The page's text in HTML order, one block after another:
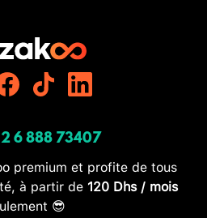
6 888 73407
premium et profite de tous
à partir de 120 Dhs / mois
😎